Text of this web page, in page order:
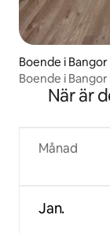
Boende i Bangor
Boende i
När är
Månad
Jan.